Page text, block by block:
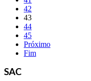
42
43
44
45
Próximo
Fim
SAC